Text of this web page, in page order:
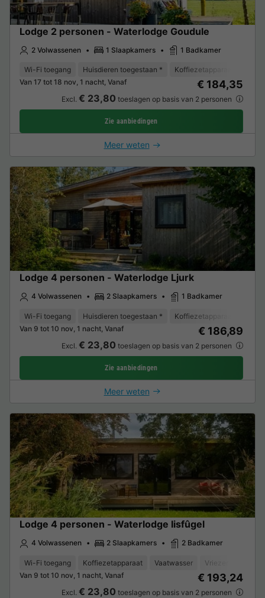
Lodge 2 personen - Waterlodge Goudule
2 Volwassenen 1 Slaapkamers 1 Badkamer
Wi-Fi toegang Huisdieren toegestaan * Koffiezetapparaat
Van 17 tot 18 nov, 1 nacht, Vanaf
€ 184,35
Excl. € 23,80 toeslagen op basis van 2 personen
Zie aanbiedingen
Meer weten
Lodge 4 personen - Waterlodge Ljurk
4 Volwassenen 2 Slaapkamers 1 Badkamer
Wi-Fi toegang Huisdieren toegestaan * Koffiezetapparaat
Van 9 tot 10 nov, 1 nacht, Vanaf
€ 186,89
Excl. € 23,80 toeslagen op basis van 2 personen
Zie aanbiedingen
Meer weten
Lodge 4 personen - Waterlodge Iisfûgel
4 Volwassenen 2 Slaapkamers 2 Badkamer
Wi-Fi toegang Koffiezetapparaat Vaatwasser Vriezer
Van 9 tot 10 nov, 1 nacht, Vanaf
€ 193,24
Excl. € 23,80 toeslagen op basis van 2 personen